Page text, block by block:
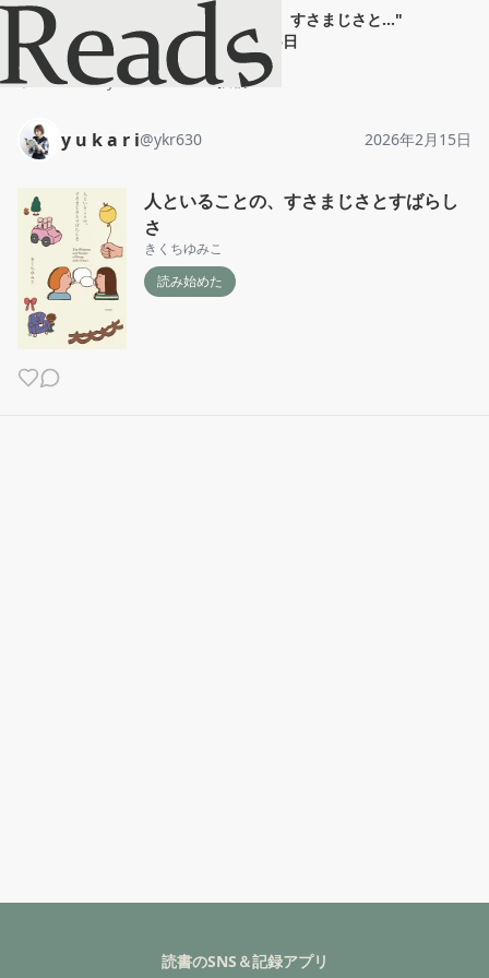
人といることの、すさまじさと..."
2026年2月15日
ホーム
y u k a r i 投稿
y u k a r i@ykr630 2026年2月15日
人といることの、すさまじさとすばらし
さ
きくちゆみこ
読み始めた
読書のSNS＆記録アプリ